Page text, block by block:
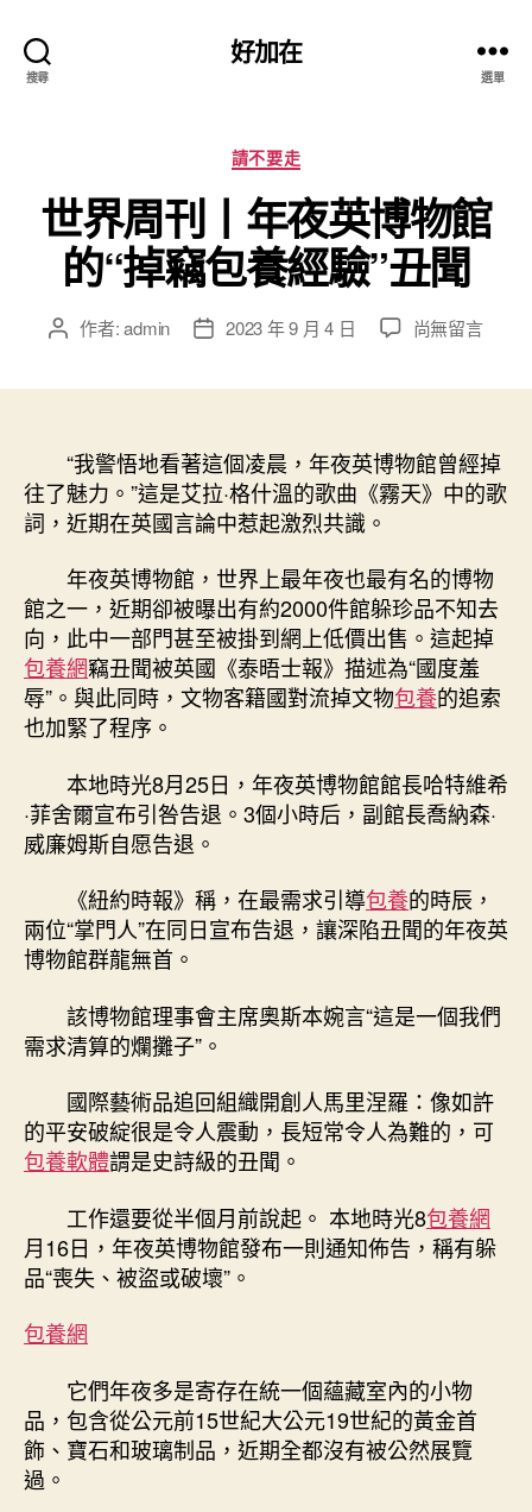
搜尋
好加在
選單
分
類
請不要走
世界周刊丨年夜英博物館
的“掉竊包養經驗”丑聞
文 作者:admin
文
期
2023 年 9 月 4 日
在
丨
年
夜
物
館
的
“掉
竊
經
驗”
丑
尚無留言
“我警悟地看著這個凌晨，年夜英博物館曾經掉
往了魅力。”這是艾拉·格什溫的歌曲《霧天》中的歌
詞，近期在英國言論中惹起激烈共識。
年夜英博物館，世界上最年夜也最有名的博物
館之一，近期卻被曝出有約2000件館躲珍品不知去
向，此中一部門甚至被掛到網上低價出售。這起掉
包養網竊丑聞被英國《泰晤士報》描述為“國度羞
辱”。與此同時，文物客籍國對流掉文物包養的追索
也加緊了程序。
本地時光8月25日，年夜英博物館館長哈特維希
·菲舍爾宣布引咎告退。3個小時后，副館長喬納森·
威廉姆斯自愿告退。
《紐約時報》稱，在最需求引導包養的時辰，
兩位“掌門人”在同日宣布告退，讓深陷丑聞的年夜英
博物館群龍無首。
該博物館理事會主席奧斯本婉言“這是一個我們
需求清算的爛攤子”。
國際藝術品追回組織開創人馬里涅羅：像如許
的平安破綻很是令人震動，長短常令人為難的，可
包養軟體謂是史詩級的丑聞。
工作還要從半個月前說起。 本地時光8包養網
月16日，年夜英博物館發布一則通知佈告，稱有躲
品“喪失、被盜或破壞”。
包養網
它們年夜多是寄存在統一個蘊藏室內的小物
品，包含從公元前15世紀大公元19世紀的黃金首
飾、寶石和玻璃制品，近期全都沒有被公然展覽
過。